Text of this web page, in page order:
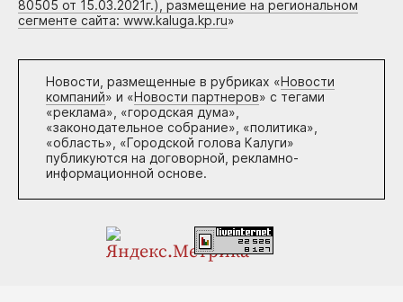
80505 от 15.03.2021г.), размещение на региональном
сегменте сайта: www.kaluga.kp.ru»
Новости, размещенные в рубриках «Новости
компаний» и «Новости партнеров» с тегами
«реклама», «городская дума»,
«законодательное собрание», «политика»,
«область», «Городской голова Калуги»
публикуются на договорной, рекламно-
информационной основе.